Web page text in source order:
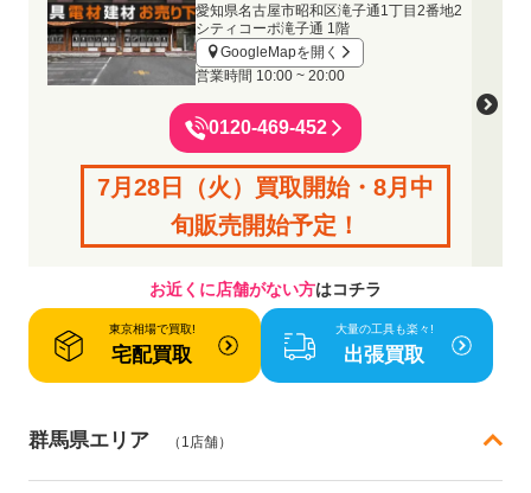
愛知県名古屋市昭和区滝子通1丁目2番地2
シティコーポ滝子通 1階
GoogleMapを開く
営業時間 10:00 ~ 20:00
0120-469-452
7月28日（火）買取開始・8月中
旬販売開始予定！
お近くに店舗がない方はコチラ
東京相場で買取!
宅配買取
大量の工具も楽々!
出張買取
群馬県エリア （1店舗）